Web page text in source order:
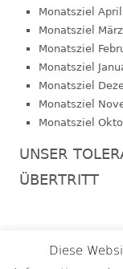
Monatsziel April
Monatsziel März
Monatsziel
Monatsziel
Monatsziel
Monatsziel
Monatsziel
UNSER
ÜBERTRITT
Footer
TermineDiese